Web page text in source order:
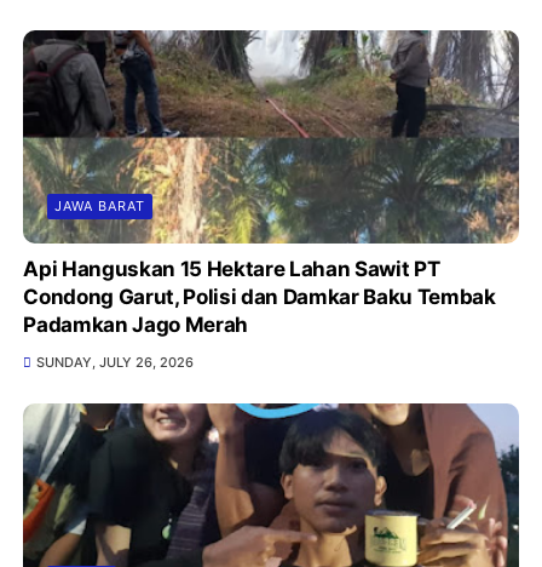
JAWA BARAT
Api Hanguskan 15 Hektare Lahan Sawit PT
Condong Garut, Polisi dan Damkar Baku Tembak
Padamkan Jago Merah
SUNDAY, JULY 26, 2026